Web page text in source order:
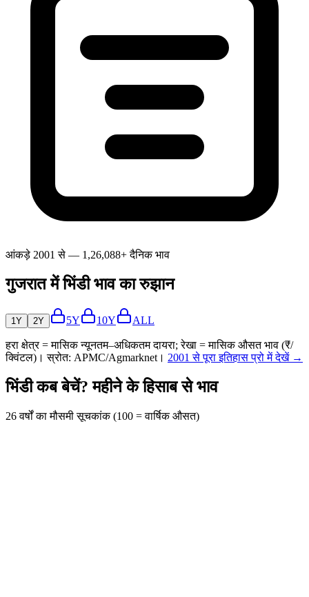
आंकड़े 2001 से — 1,26,088+ दैनिक भाव
गुजरात में भिंडी भाव का रुझान
1Y 2Y 5Y 10Y ALL
हरा क्षेत्र = मासिक न्यूनतम–अधिकतम दायरा; रेखा = मासिक औसत भाव (₹/
क्विंटल)। स्रोत: APMC/Agmarknet। 2001 से पूरा इतिहास प्रो में देखें →
भिंडी कब बेचें? महीने के हिसाब से भाव
26 वर्षों का मौसमी सूचकांक (100 = वार्षिक औसत)